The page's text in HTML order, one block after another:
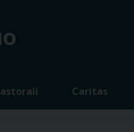
Caritas